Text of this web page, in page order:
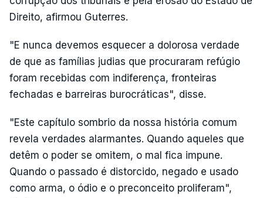
Direito, afirmou Guterres.
"E nunca devemos esquecer a dolorosa verdade
de que as famílias judias que procuraram refúgio
foram recebidas com indiferença, fronteiras
fechadas e barreiras burocráticas", disse.
"Este capítulo sombrio da nossa história comum
revela verdades alarmantes. Quando aqueles que
detêm o poder se omitem, o mal fica impune.
Quando o passado é distorcido, negado e usado
como arma, o ódio e o preconceito proliferam",